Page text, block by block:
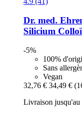
Dr. med.
Silicium
-5%
100%
Sans
Vegan
32,76 € 34,49 €
Livraison jusqu'au